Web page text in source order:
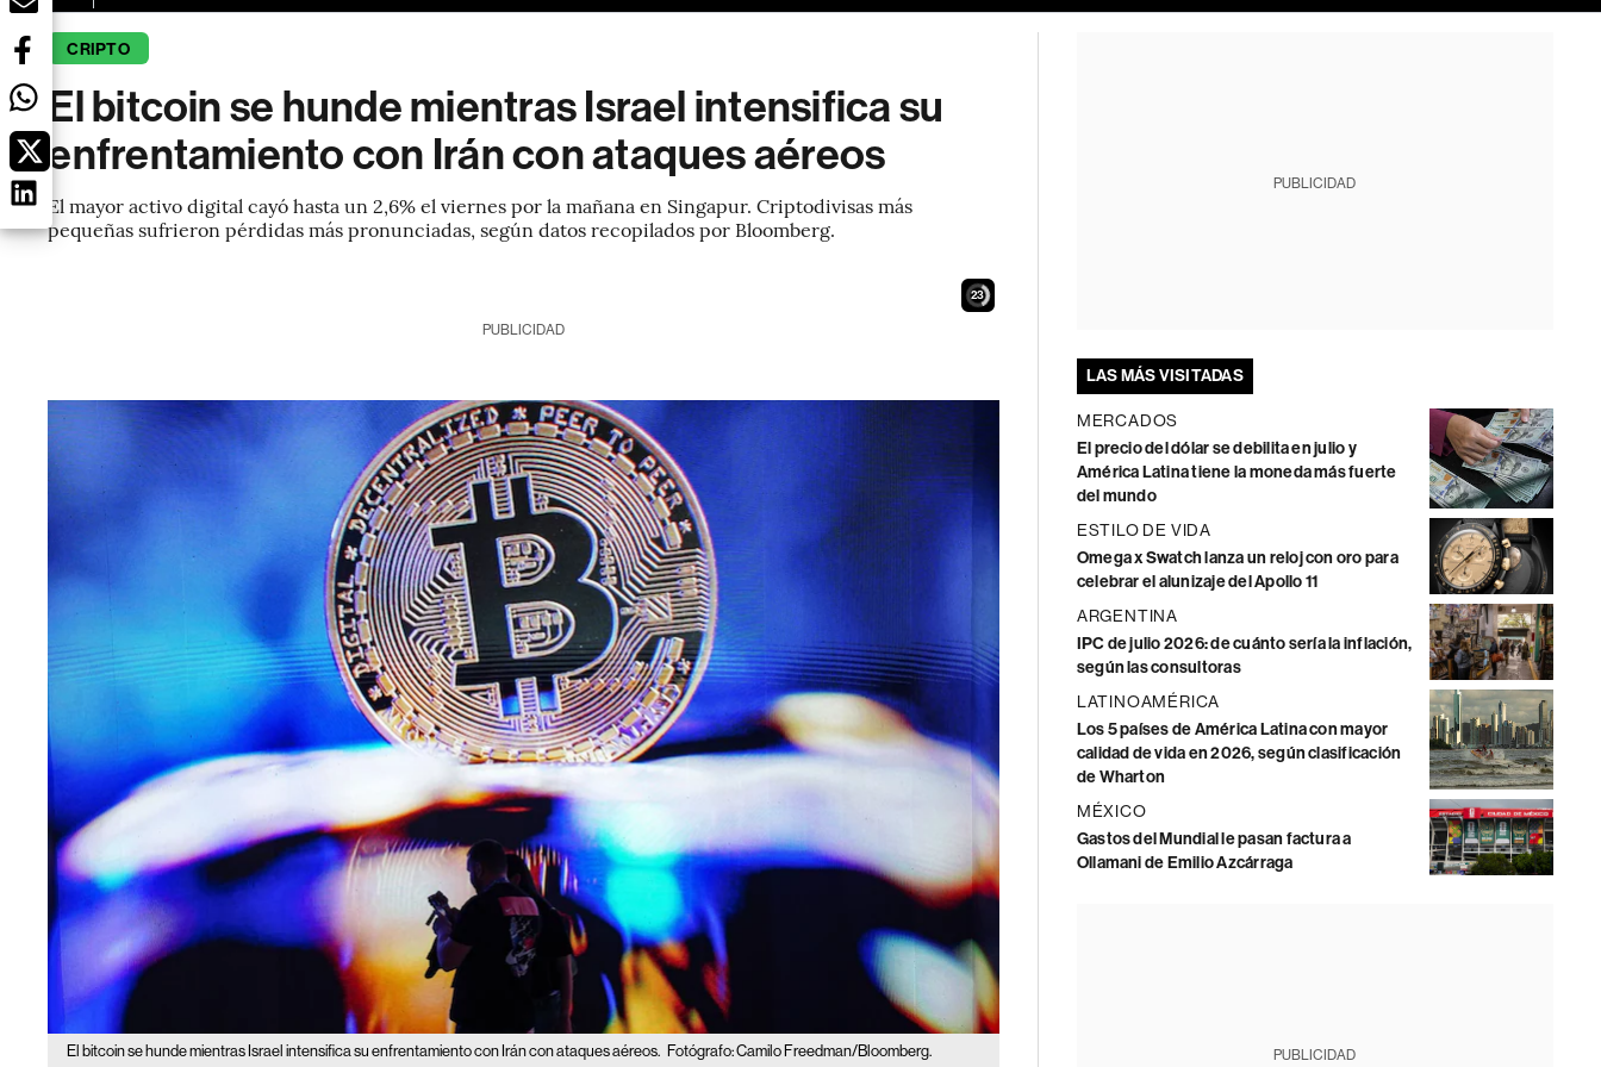
CRIPTO
El bitcoin se hunde mientras Israel intensifica su
enfrentamiento con Irán con ataques aéreos
El mayor activo digital cayó hasta un 2,6% el viernes por la mañana en Singapur. Criptodivisas más
pequeñas sufrieron pérdidas más pronunciadas, según datos recopilados por Bloomberg.
21
PUBLICIDAD
El bitcoin se hunde mientras Israel intensifica su enfrentamiento con Irán con ataques aéreos. Fotógrafo: Camilo Freedman/Bloomberg.
PUBLICIDAD
LAS MÁS VISITADAS
MERCADOS
El precio del dólar se debilita en julio y
América Latina tiene la moneda más fuerte
del mundo
ESTILO DE VIDA
Omega x Swatch lanza un reloj con oro para
celebrar el alunizaje del Apollo 11
ARGENTINA
IPC de julio 2026: de cuánto sería la inflación,
según las consultoras
LATINOAMÉRICA
Los 5 países de América Latina con mayor
calidad de vida en 2026, según clasificación
de Wharton
MÉXICO
Gastos del Mundial le pasan factura a
Ollamani de Emilio Azcárraga
PUBLICIDAD